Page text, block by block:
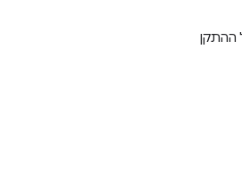
ההתקן